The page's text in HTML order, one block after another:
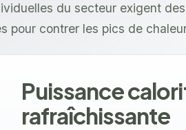
du secteur exigent
pour contrer les pics de
Puissance
rafraîchissante